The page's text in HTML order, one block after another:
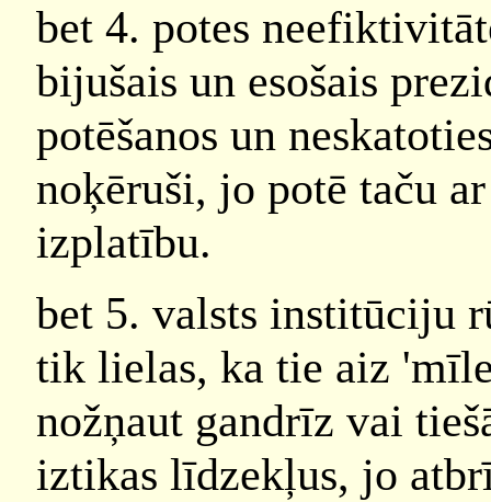
bet 4. potes
bijušais un esošais
potēšanos un
noķēruši, jo potē taču
izplatību.
bet 5. valsts institūciju
tik lielas, ka tie aiz
nožņaut gandrīz vai
iztikas līdzekļus, jo